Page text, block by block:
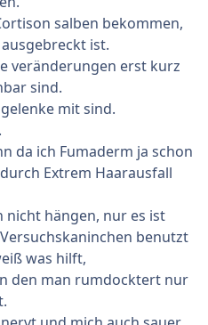
salben bekommen,
ist.
veränderungen erst kurz
sind.
mit sind.
da ich Fumaderm ja schon
Extrem Haarausfall
nicht hängen, nur es ist
benutzt
was hilft,
den man rumdocktert nur